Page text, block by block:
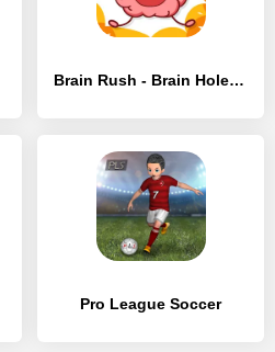
Brain Rush - Brain Hole Bang - [MOD Бесконечные деньги]
Pro League Soccer